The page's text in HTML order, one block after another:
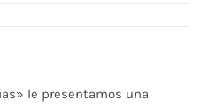
le presentamos una